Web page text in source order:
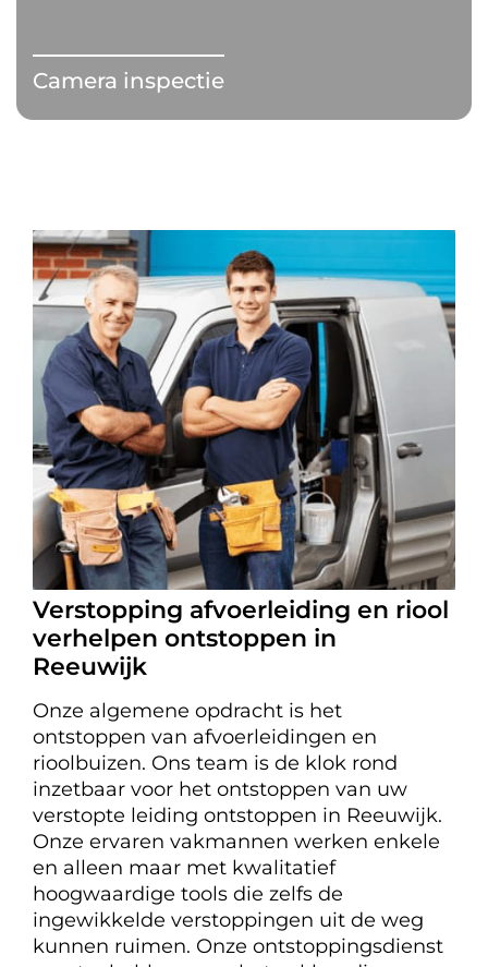
Camera inspectie
Verstopping afvoerleiding en riool
verhelpen ontstoppen in
Reeuwijk
Onze algemene opdracht is het
ontstoppen van afvoerleidingen en
rioolbuizen. Ons team is de klok rond
inzetbaar voor het ontstoppen van uw
verstopte leiding ontstoppen in Reeuwijk.
Onze ervaren vakmannen werken enkele
en alleen maar met kwalitatief
hoogwaardige tools die zelfs de
ingewikkelde verstoppingen uit de weg
kunnen ruimen. Onze ontstoppingsdienst